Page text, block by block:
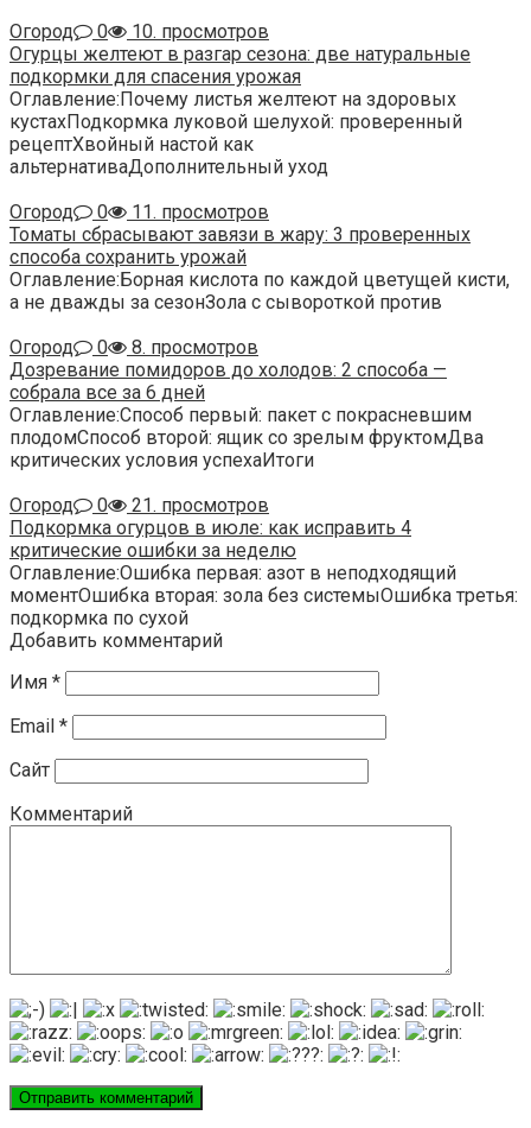
Огород
0
10. просмотров
Огурцы желтеют в разгар сезона: две натуральные
подкормки для спасения урожая
Оглавление:Почему листья желтеют на здоровых
кустахПодкормка луковой шелухой: проверенный
рецептХвойный настой как
альтернативаДополнительный уход
Огород
0
11. просмотров
Томаты сбрасывают завязи в жару: 3 проверенных
способа сохранить урожай
Оглавление:Борная кислота по каждой цветущей кисти,
а не дважды за сезонЗола с сывороткой против
Огород
0
8. просмотров
Дозревание помидоров до холодов: 2 способа —
собрала все за 6 дней
Оглавление:Способ первый: пакет с покрасневшим
плодомСпособ второй: ящик со зрелым фруктомДва
критических условия успехаИтоги
Огород
0
21. просмотров
Подкормка огурцов в июле: как исправить 4
критические ошибки за неделю
Оглавление:Ошибка первая: азот в неподходящий
моментОшибка вторая: зола без системыОшибка третья:
подкормка по сухой
Добавить комментарий
Имя *
Email *
Сайт
Комментарий